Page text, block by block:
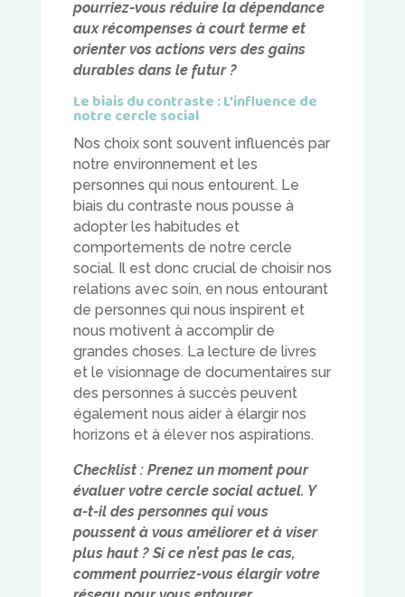
pourriez-vous réduire la dépendance
aux récompenses à court terme et
orienter vos actions vers des gains
durables dans le futur ?
Le biais du contraste : L’influence de
notre cercle social
Nos choix sont souvent influencés par
notre environnement et les
personnes qui nous entourent. Le
biais du contraste nous pousse à
adopter les habitudes et
comportements de notre cercle
social. Il est donc crucial de choisir nos
relations avec soin, en nous entourant
de personnes qui nous inspirent et
nous motivent à accomplir de
grandes choses. La lecture de livres
et le visionnage de documentaires sur
des personnes à succès peuvent
également nous aider à élargir nos
horizons et à élever nos aspirations.
Checklist : Prenez un moment pour
évaluer votre cercle social actuel. Y
a-t-il des personnes qui vous
poussent à vous améliorer et à viser
plus haut ? Si ce n’est pas le cas,
comment pourriez-vous élargir votre